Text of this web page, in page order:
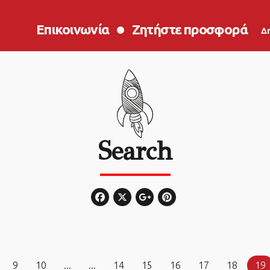
Επικοινωνία Ζητήστε προσφορά
Search
9 10 ... ... 14 15 16 17 18 19